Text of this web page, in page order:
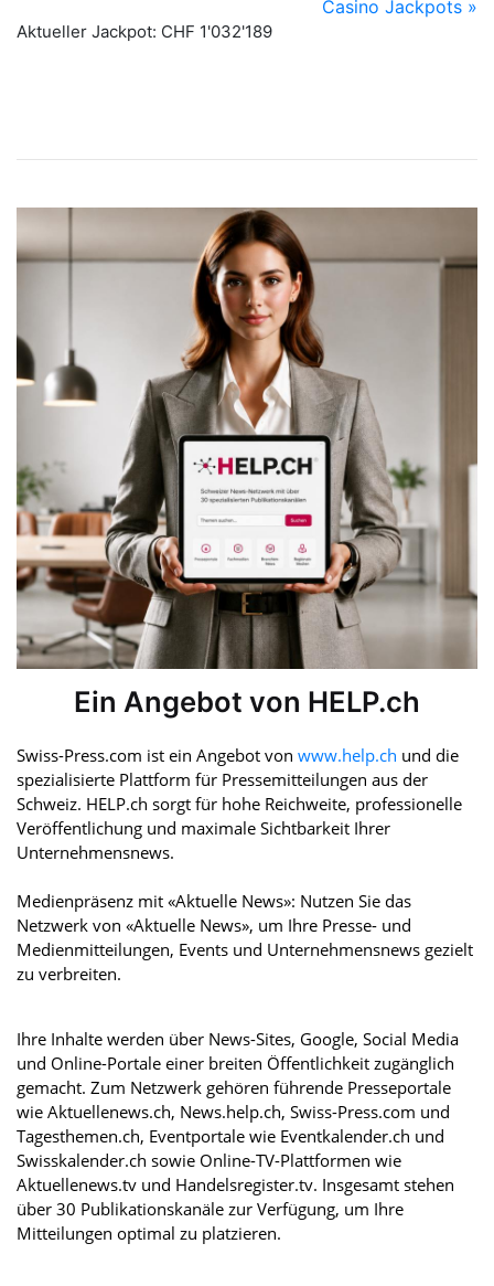
Ein Angebot von HELP.ch
Swiss-Press.com ist ein Angebot von www.help.ch und die
spezialisierte Plattform für Pressemitteilungen aus der
Schweiz. HELP.ch sorgt für hohe Reichweite, professionelle
Veröffentlichung und maximale Sichtbarkeit Ihrer
Unternehmensnews.
Medienpräsenz mit «Aktuelle News»: Nutzen Sie das
Netzwerk von «Aktuelle News», um Ihre Presse- und
Medienmitteilungen, Events und Unternehmensnews gezielt
zu verbreiten.
Ihre Inhalte werden über News-Sites, Google, Social Media
und Online-Portale einer breiten Öffentlichkeit zugänglich
gemacht. Zum Netzwerk gehören führende Presseportale
wie Aktuellenews.ch, News.help.ch, Swiss-Press.com und
Tagesthemen.ch, Eventportale wie Eventkalender.ch und
Swisskalender.ch sowie Online-TV-Plattformen wie
Aktuellenews.tv und Handelsregister.tv. Insgesamt stehen
über 30 Publikationskanäle zur Verfügung, um Ihre
Mitteilungen optimal zu platzieren.